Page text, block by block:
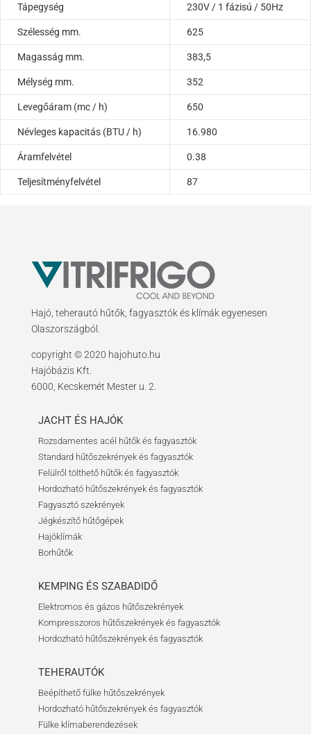
Tápegység 230V / 1 fázisú / 50Hz
Szélesség mm. 625
Magasság mm. 383,5
Mélység mm. 352
Levegőáram (mc / h) 650
Névleges kapacitás (BTU / h) 16.980
Áramfelvétel 0.38
Teljesítményfelvétel 87
Hajó, teherautó hűtők, fagyasztók és klímák egyenesen
Olaszországból.
copyright © 2020 hajohuto.hu
Hajóbázis Kft.
6000, Kecskemét Mester u. 2.
JACHT ÉS HAJÓK
Rozsdamentes acél hűtők és fagyasztók
Standard hűtőszekrények és fagyasztók
Felülről tölthető hűtők és fagyasztók
Hordozható hűtőszekrények és fagyasztók
Fagyasztó szekrények
Jégkészítő hűtőgépek
Hajóklímák
Borhűtők
KEMPING ÉS SZABADIDŐ
Elektromos és gázos hűtőszekrények
Kompresszoros hűtőszekrények és fagyasztók
Hordozható hűtőszekrények és fagyasztók
TEHERAUTÓK
Beépíthető fülke hűtőszekrények
Hordozható hűtőszekrények és fagyasztók
Fülke klímaberendezések